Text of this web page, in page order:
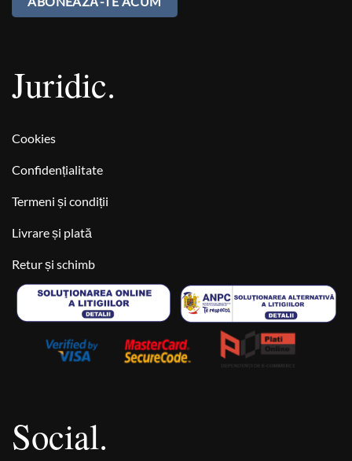
Juridic.
Cookies
Confidențialitate
Termeni și condiții
Livrare și plată
Retur și schimb
Social.